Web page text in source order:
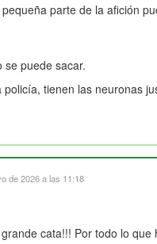
parte de la afición
se puede sacar.
policía, tienen las neuronas
de 2026 a las 11:18
cata!!! Por todo lo